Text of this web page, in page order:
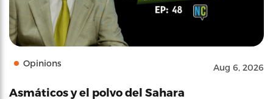
Opinions Aug 6, 2026
Asmáticos y el polvo del Sahara